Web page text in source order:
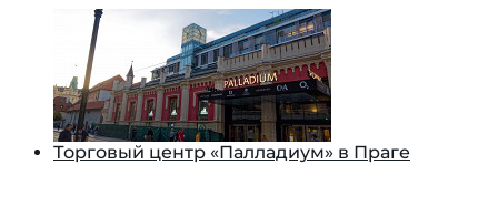
Торговый центр «Палладиум» в Праге